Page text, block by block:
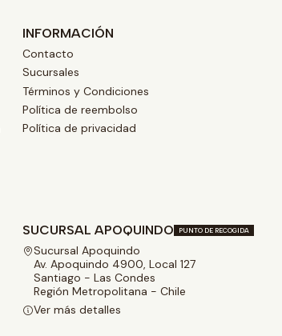
INFORMACIÓN
Contacto
Sucursales
Términos y Condiciones
Política de reembolso
Política de privacidad
SUCURSAL APOQUINDO PUNTO DE RECOGIDA
Sucursal Apoquindo
Av. Apoquindo 4900, Local 127
Santiago - Las Condes
Región Metropolitana - Chile
Ver más detalles